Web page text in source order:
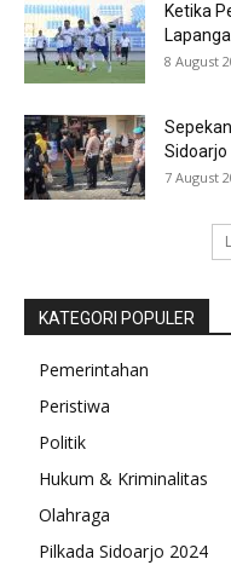
Ketika
8 August
Sidoarjo
7 August
KATEGORI POPULER
Pemerintahan
Peristiwa
Politik
Hukum & Kriminalitas
Olahraga
Pilkada Sidoarjo 2024